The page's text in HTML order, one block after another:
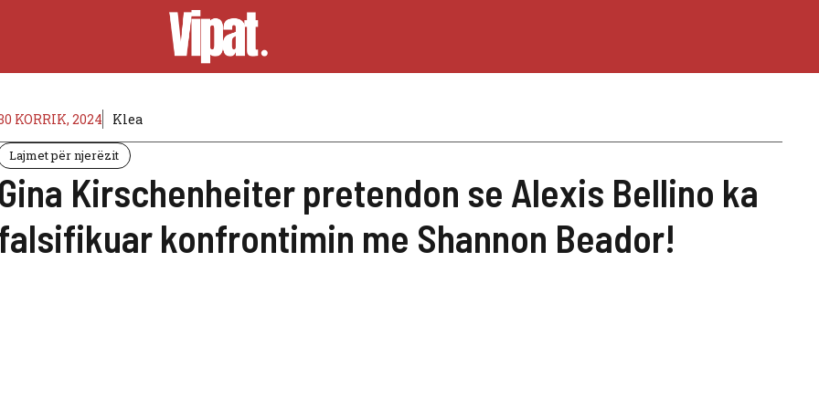
KORRIK, 2024 Klea
Lajmet për njerëzit
Gina Kirschenheiter pretendon se Alexis Bellino ka
konfrontimin me Shannon Beador!